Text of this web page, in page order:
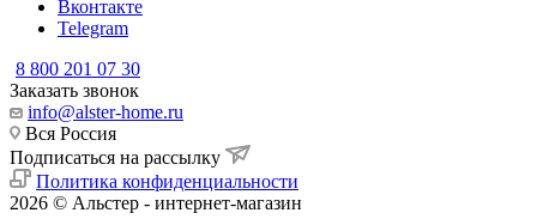
Вконтакте
Telegram
8 800 201 07 30
Заказать звонок
info@alster-home.ru
Вся Россия
Подписаться на рассылку
Политика конфиденциальности
2026 © Альстер - интернет-магазин